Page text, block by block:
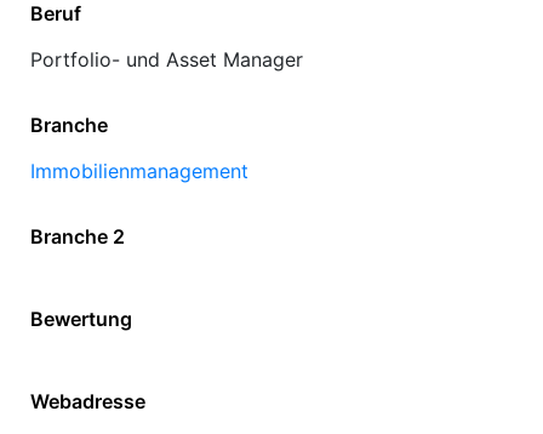
Beruf
Portfolio- und Asset Manager
Branche
Immobilienmanagement
Branche 2
Bewertung
Webadresse